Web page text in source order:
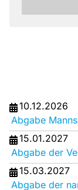
10.12.2026
Abgabe
15.01.2027
Abgabe der
15.03.2027
Abgabe der